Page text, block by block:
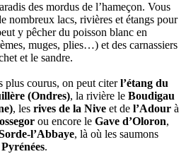
des mordus de l’hameçon. Vous
nombreux lacs, rivières et étangs pour
y pêcher du poisson blanc en
muges, plies…) et des carnassiers
et le sandre.
plus courus, on peut citerl’étang du
(Ondres), la rivière le Boudigau
, les rives de la Nive et de l’Adour à
ou encore le Gave d’Oloron,
l’Abbaye, là où les saumons
Pyrénées.